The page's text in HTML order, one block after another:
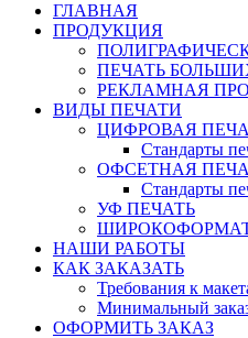
ГЛАВНАЯ
ПРОДУКЦИЯ
ПЕЧАТЬ
РЕКЛАМНАЯ
ВИДЫ ПЕЧАТИ
ЦИФРОВАЯ
Стандарты
ОФСЕТНАЯ
Стандарты
УФ ПЕЧАТЬ
НАШИ РАБОТЫ
КАК ЗАКАЗАТЬ
Требования к
Минимальный
ОФОРМИТЬ ЗАКАЗ